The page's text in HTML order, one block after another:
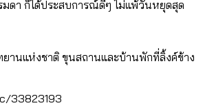
มดา ก็ได้ประสบการณ์ดีๆ ไม่แพ้วันหยุดสุด
านแห่งชาติ ขุนสถานและบ้านพักที่ลิ้งค์ข้าง
33823193